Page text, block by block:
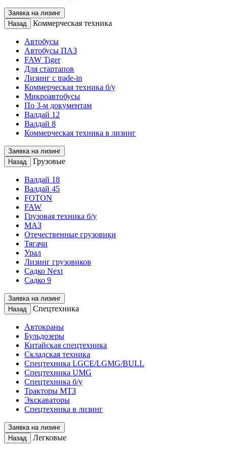
Заявка на лизинг
Назад
Коммерческая техника
Автобусы
Автобусы ПАЗ
FAW Tiger
Для стартапов
Лизинг с trade-in
Коммерческая техника б/у
Микроавтобусы
По 3-м документам
Валдай 12
Валдай 8
Коммерческая техника в лизинг
Заявка на лизинг
Назад
Грузовые
Валдай 18
Валдай 45
FOTON
FAW
Грузовая техника б/у
МАЗ
Отечественные грузовики
Тягачи
Урал
Лизинг грузовиков
Садко Next
Садко 9
Заявка на лизинг
Назад
Спецтехника
Автокраны
Бульдозеры
Китайская спецтехника
Складская техника
Спецтехника LGCE/LGMG/BULL
Спецтехника UMG
Спецтехника б/у
Тракторы МТЗ
Экскаваторы
Спецтехника в лизинг
Заявка на лизинг
Назад
Легковые